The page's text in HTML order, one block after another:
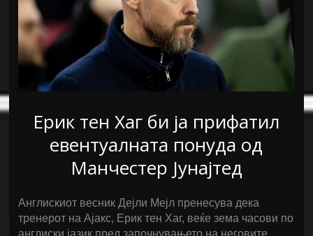
Ерик тен Хаг би ја прифатил
евентуалната понуда од
Манчестер Јунајтед
Англискиот весник Дејли Мејл пренесува дека
тренерот на Ајакс, Ерик тен Хаг, веќе зема часови по
англиски јазик пред започнувањето на неговите